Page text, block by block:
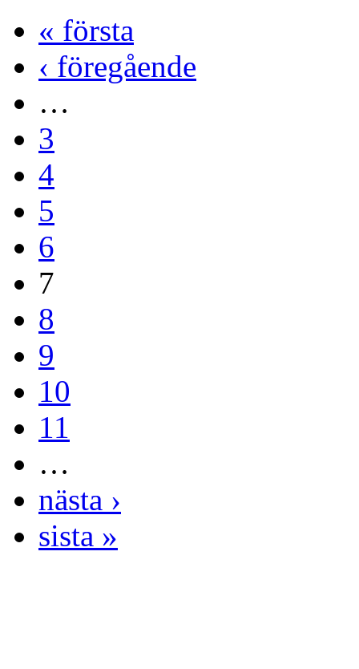
« första
‹ föregående
…
3
4
5
6
7
8
9
10
11
…
nästa ›
sista »